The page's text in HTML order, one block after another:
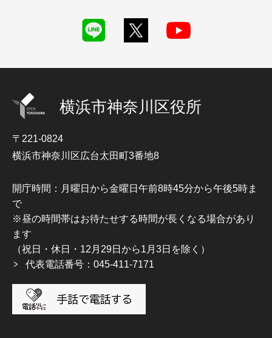
横浜市神奈川区役所
〒221-0824
横浜市神奈川区広台太田町3番地8
開庁時間：月曜日から金曜日午前8時45分から午後5時ま
で
※昼の時間帯はお待たせする時間が長くなる場合があり
ます
（祝日・休日・12月29日から1月3日を除く）
代表電話番号：045-411-7171